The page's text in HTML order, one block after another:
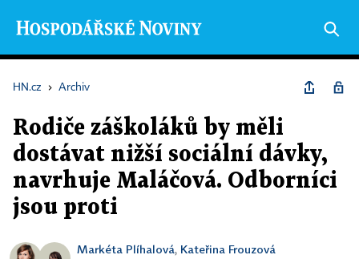
HN.cz › Archiv
Rodiče záškoláků by měli
dostávat nižší sociální dávky,
navrhuje Maláčová. Odborníci
jsou proti
Markéta Plíhalová, Kateřina Frouzová